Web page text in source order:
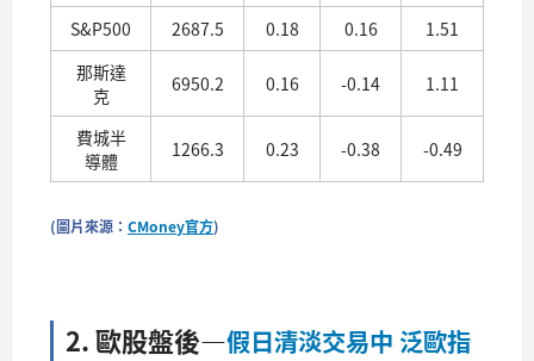
S&P500 2687.5 0.18 0.16
1.51
那斯達
克
6950.2 0.16 -0.14 1.11
費城半
導體
1266.3 0.23 -0.38 -0.49
(圖片來源： CMoney官方)
2. 歐股盤後—假日清淡交易中 泛歐指